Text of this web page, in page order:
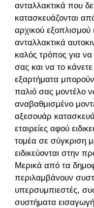
ανταλλακτικά που
κατασκευάζονται
αρχικού
ανταλλακτικά
καλός τρόπος για
σας και να το
εξαρτήματα
παλιό σας μοντέλο
αναβαθμισμένο
αξεσουάρ
εταιρείες αφού
τομέα σε σύγκριση
ειδικεύονται στην
Μερικά από τα
περιλαμβάνουν
υπερσυμπιεστές,
συστήματα